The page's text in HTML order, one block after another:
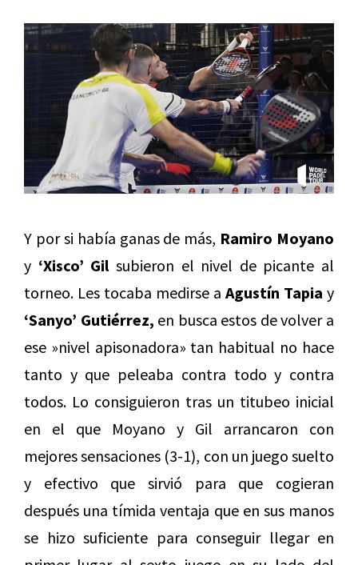
Y por si había ganas de más, Ramiro Moyano
y ‘Xisco’ Gil subieron el nivel de picante al
torneo. Les tocaba medirse a Agustín Tapia y
‘Sanyo’ Gutiérrez, en busca estos de volver a
ese »nivel apisonadora» tan habitual no hace
tanto y que peleaba contra todo y contra
todos. Lo consiguieron tras un titubeo inicial
en el que Moyano y Gil arrancaron con
mejores sensaciones (3-1), con un juego suelto
y efectivo que sirvió para que cogieran
después una tímida ventaja que en sus manos
se hizo suficiente para conseguir llegar en